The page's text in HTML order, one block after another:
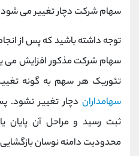
سهام شرکت دچار تغییر می
توجه داشته باشید که پس از
سهام شرکت مذکور افزایش می
تئوریک هر سهم به گونه
سهامداران دچار تغییر نشود.
ثبت رسید و مراحل آن
محدودیت دامنه نوسان